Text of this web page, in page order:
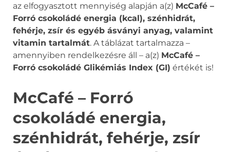
az elfogyasztott mennyiség alapján a(z) McCafé –
Forró csokoládé energia (kcal), szénhidrát,
fehérje, zsír és egyéb ásványi anyag, valamint
vitamin tartalmát. A táblázat tartalmazza –
amennyiben rendelkezésre áll – a(z) McCafé –
Forró csokoládé Glikémiás Index (GI) értékét is!
McCafé – Forró
csokoládé energia,
szénhidrát, fehérje, zsír